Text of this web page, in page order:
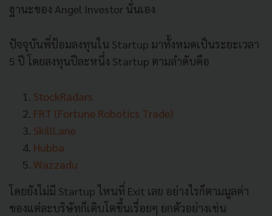
ฐานะของ Angel Investor นั่นเอง
ปัจจุบันพี่ป้อมลงทุนใน Startup มาทั้งหมดเป็นระยะเวลา
5 ปี โดยลงทุนปีละหนึ่ง Startup ตามลำดับคือ
StockRadars
FRT (Fortune Robotics Trade)
SkillLane
Hubba
Wazzadu
โดยยังไม่มี Startup ไหนที่ Exit เลย อย่างไรก็ตามมูลค่า
ของแต่ละบริษัทก็เติบโตขึ้นเรื่อยๆ ยกตัวอย่างเช่น